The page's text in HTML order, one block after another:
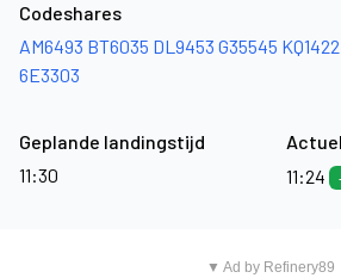
Codeshares
AM6493 BT6035 DL9453 G35545 KQ1422
6E3303
Geplande landingstijd
11:30
11:24
▼ Ad by Refinery89